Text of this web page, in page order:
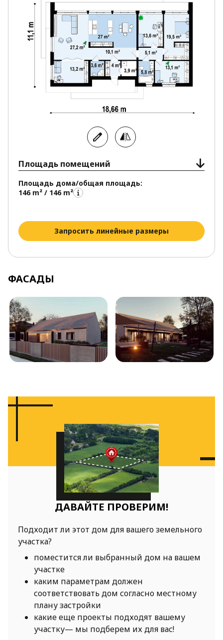
Площадь помещений
Площадь дома/общая площадь:
146 m² / 146 m²
Запросить линейные размеры
ФАСАДЫ
ДАВАЙТЕ ПРОВЕРИМ!
Подходит ли этот дом для вашего земельного
участка?
поместится ли выбранный дом на вашем
участке
каким параметрам должен
соответствовать дом согласно местному
плану застройки
какие еще проекты подходят вашему
участку— мы подберем их для вас!